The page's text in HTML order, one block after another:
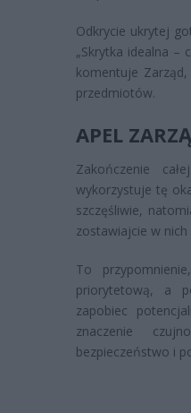
Odkrycie ukrytej
„Skrytka idealna –
komentuje
przedmiotów.
APEL
Zakończenie
wykorzystuje tę
szczęśliwie,
zostawiajcie w
To
priorytetową, a
zapobiec
znaczenie
bezpieczeństwo i